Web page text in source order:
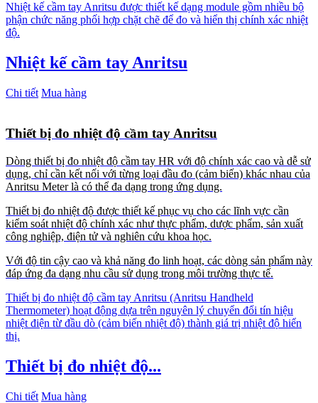
Nhiệt kế cầm tay Anritsu được thiết kế dạng module gồm nhiều bộ
phận chức năng phối hợp chặt chẽ để đo và hiển thị chính xác nhiệt
độ.
Nhiệt kế cầm tay Anritsu
Chi tiết Mua hàng
Thiết bị đo nhiệt độ cầm tay Anritsu
Dòng thiết bị đo nhiệt độ cầm tay HR với độ chính xác cao và dễ sử
dụng, chỉ cần kết nối với từng loại đầu đo (cảm biến) khác nhau của
Anritsu Meter là có thể đa dạng trong ứng dụng.
Thiết bị đo nhiệt độ được thiết kế phục vụ cho các lĩnh vực cần
kiểm soát nhiệt độ chính xác như thực phẩm, dược phẩm, sản xuất
công nghiệp, điện tử và nghiên cứu khoa học.
Với độ tin cậy cao và khả năng đo linh hoạt, các dòng sản phẩm này
đáp ứng đa dạng nhu cầu sử dụng trong môi trường thực tế.
Thiết bị đo nhiệt độ cầm tay Anritsu (Anritsu Handheld
Thermometer) hoạt động dựa trên nguyên lý chuyển đổi tín hiệu
nhiệt điện từ đầu dò (cảm biến nhiệt độ) thành giá trị nhiệt độ hiển
thị.
Thiết bị đo nhiệt độ...
Chi tiết Mua hàng